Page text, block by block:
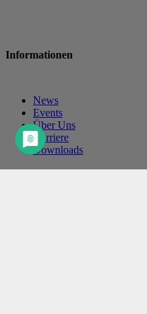
Informationen
News
Events
Über Uns
Karriere
Downloads